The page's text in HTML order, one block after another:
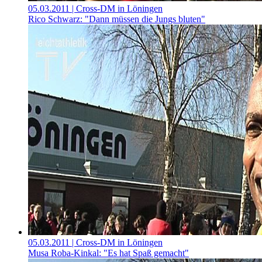
05.03.2011 | Cross-DM in Löningen
Rico Schwarz: "Dann müssen die Jungs bluten"
05.03.2011 | Cross-DM in Löningen
Musa Roba-Kinkal: "Es hat Spaß gemacht"